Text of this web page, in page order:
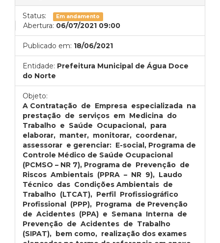
Status: Em andamento
Abertura: 06/07/2021 09:00
Publicado em: 18/06/2021
Entidade: Prefeitura Municipal de Água Doce
do Norte
Objeto:
A Contratação de Empresa especializada na
prestação de serviços em Medicina do
Trabalho e Saúde Ocupacional, para
elaborar, manter, monitorar, coordenar,
assessorar e gerenciar: E-social, Programa de
Controle Médico de Saúde Ocupacional
(PCMSO – NR 7), Programa de Prevenção de
Riscos Ambientais (PPRA – NR 9), Laudo
Técnico das Condições Ambientais de
Trabalho (LTCAT), Perfil Profissiográfico
Profissional (PPP), Programa de Prevenção
de Acidentes (PPA) e Semana Interna de
Prevenção de Acidentes de Trabalho
(SIPAT), bem como, realização dos exames